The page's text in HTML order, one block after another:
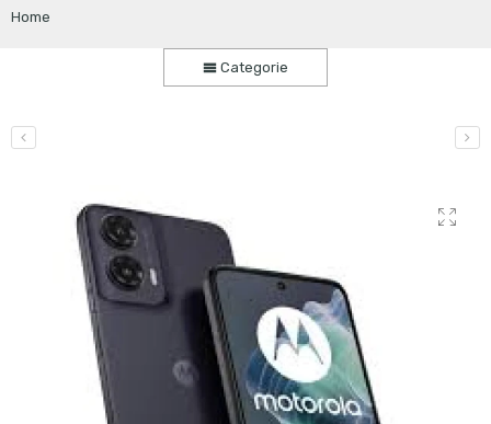
Home
Categorie